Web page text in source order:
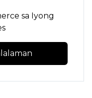
sa Iyong